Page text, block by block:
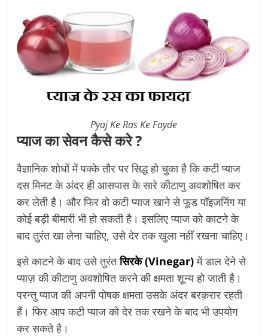
Pyaj Ke Ras Ke Fayde
प्याज का सेवन कैसे करे ?
वैज्ञानिक शोधों में पक्के तौर पर सिद्ध हो चुका है कि कटी प्याज
दस मिनट के अंदर ही आसपास के सारे कीटाणु अवशोषित कर
कर लेती है। और फिर वो कटी प्याज खाने से फूड पॉइजनिंग या
कोई बड़ी बीमारी भी हो सकती है। इसलिए प्याज को काटने के
बाद तुरंत खा लेना चाहिए, उसे देर तक खुला नहीं रखना चाहिए।
इसे काटने के बाद उसे तुरंतसिरके (Vinegar) में डाल देने से
प्याज़ की कीटाणु अवशोषित करने की क्षमता शून्य हो जाती है।
परन्तु प्याज की अपनी पोषक क्षमता उसके अंदर बरक़रार रहती
हैं। फिर आप कटी प्याज को देर तक रखने के बाद भी उपयोग
कर सकते है।